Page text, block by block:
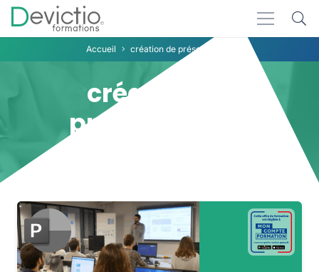
Accueil création de présentations
création de
présentations